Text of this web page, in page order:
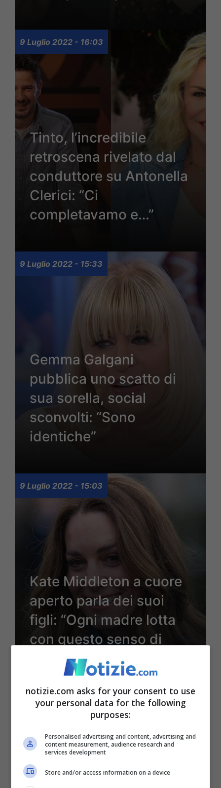
9 Luglio 2022 - 16:03
Tinto, l’incredibile
retroscena rivelato dal
conduttore su Antonella
Clerici: “Ci
completavamo e…”
9 Luglio 2022 - 15:33
Gemma Galgani
pubblica uno scatto di
sua sorella, social
sconvolti: “Sono
identiche”
9 Luglio 2022 - 15:03
Kate Middleton a cuore
aperto parla dei suoi
figli: “Ogni madre lotta
con questo senso di
colpa”
9 Luglio 2022 - 14:33
notizie.com asks for your consent to use
your personal data for the following
purposes:
Personalised advertising and content, advertising and
content measurement, audience research and
services development
Store and/or access information on a device